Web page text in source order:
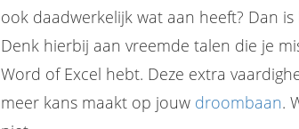
ook daadwerkelijk wat aan heeft? Dan
Denk hierbij aan vreemde talen die je
Word of Excel hebt. Deze extra
meer kans maakt op jouw droombaan.